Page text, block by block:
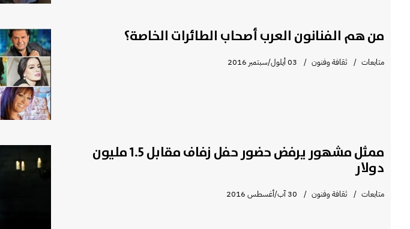
من هم الفنانون العرب أصحاب الطائرات الخاصة؟
متابعات ثقافة وفنون 03 أيلول/سبتمبر 2016
ممثل مشهور يرفض حضور حفل زفاف مقابل 1.5 مليون
دولار
متابعات ثقافة وفنون 30 آب/أغسطس 2016